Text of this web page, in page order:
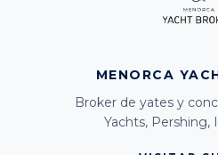
MENORCA
Broker de yates y
Yachts, Pershing,